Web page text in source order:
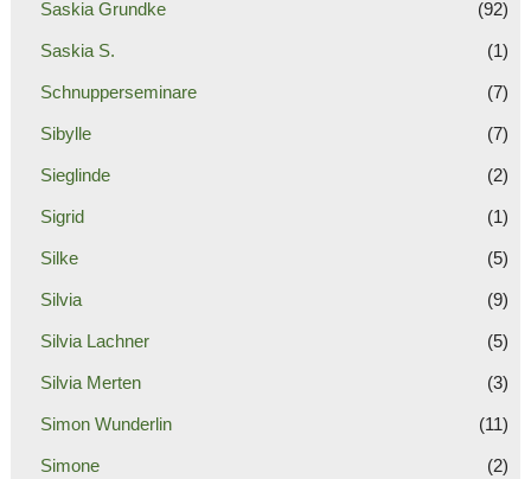
Saskia Grundke (92)
Saskia S. (1)
Schnupperseminare (7)
Sibylle (7)
Sieglinde (2)
Sigrid (1)
Silke (5)
Silvia (9)
Silvia Lachner (5)
Silvia Merten (3)
Simon Wunderlin (11)
Simone (2)